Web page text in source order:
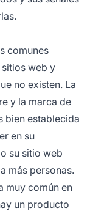
comunes
web y
no existen. La
y la marca de
bien establecida
en su
su sitio web
más personas.
muy común en
un producto